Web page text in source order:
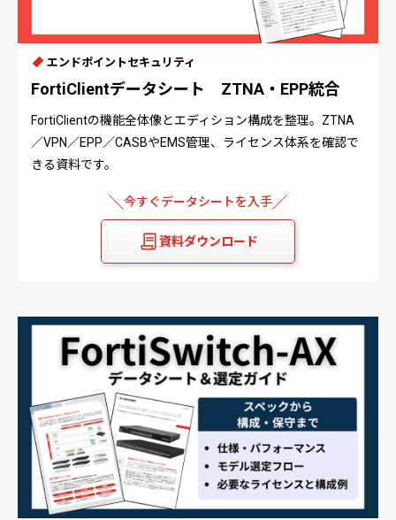
エンドポイントセキュリティ
FortiClientデータシート ZTNA・EPP統合
FortiClientの機能全体像とエディション構成を整理。ZTNA
／VPN／EPP／CASBやEMS管理、ライセンス体系を確認で
きる資料です。
今すぐデータシートを入手
資料ダウンロード